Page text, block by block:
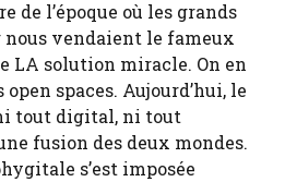
de l’époque où les grands
vendaient le fameux
LA solution miracle. On en
spaces. Aujourd’hui, le
tout digital, ni tout
fusion des deux mondes.
s’est imposée